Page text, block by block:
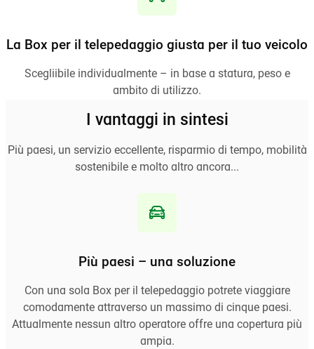
La Box per il telepedaggio giusta per il tuo veicolo
Scegliibile individualmente – in base a statura, peso e
ambito di utilizzo.
I vantaggi in sintesi
Più paesi, un servizio eccellente, risparmio di tempo, mobilità
sostenibile e molto altro ancora...
Più paesi – una soluzione
Con una sola Box per il telepedaggio potrete viaggiare
comodamente attraverso un massimo di cinque paesi.
Attualmente nessun altro operatore offre una copertura più
ampia.